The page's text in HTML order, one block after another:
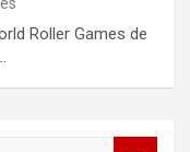
Roller Games de